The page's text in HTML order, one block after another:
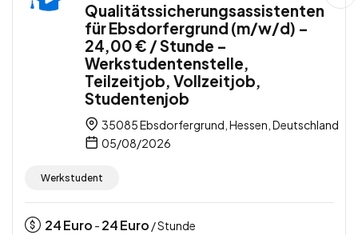
Qualitätssicherungsassistenten
für Ebsdorfergrund (m/w/d) –
24,00 € / Stunde –
Werkstudentenstelle,
Teilzeitjob, Vollzeitjob,
Studentenjob
35085 Ebsdorfergrund, Hessen, Deutschland
05/08/2026
Werkstudent
24Euro - 24Euro / Stunde